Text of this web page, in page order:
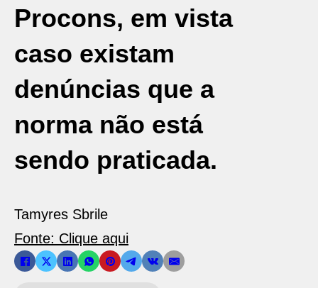
Procons, em vista
caso existam
denúncias que a
norma não está
sendo praticada.
Tamyres Sbrile
Fonte: Clique aqui